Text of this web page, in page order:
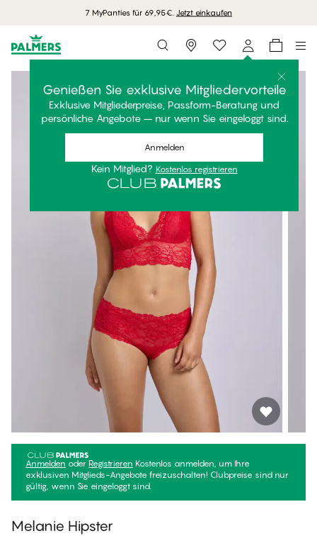
7 MyPanties für 69,95€. Jetzt einkaufen
Storefinder
Genießen Sie exklusive Mitgliedervorteile
Exklusive Mitgliederpreise, Passform-Beratung und
persönliche Angebote – nur wenn Sie eingeloggt sind.
Anmelden
Kein Mitglied? Kostenlos registrieren
Anmelden oder Registrieren Kostenlos anmelden, um Ihre
exklusiven Mitglieds-Angebote freizuschalten! Clubpreise sind nur
gültig, wenn Sie eingeloggt sind.
Melanie Hipster